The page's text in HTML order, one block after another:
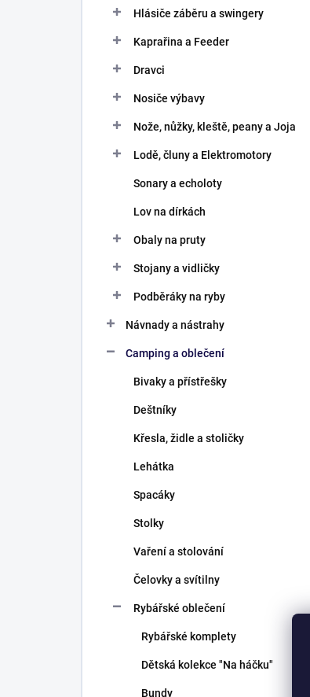
Hlásiče záběru a swingery
Kaprařina a Feeder
Dravci
Nosiče výbavy
Nože, nůžky, kleště, peany a Joja
Lodě, čluny a Elektromotory
Sonary a echoloty
Lov na dírkách
Obaly na pruty
Stojany a vidličky
Podběráky na ryby
Návnady a nástrahy
Camping a oblečení
Bivaky a přístřešky
Deštníky
Křesla, židle a stoličky
Lehátka
Spacáky
Stolky
Vaření a stolování
Čelovky a svítilny
Rybářské oblečení
Rybářské komplety
Dětská kolekce "Na háčku"
Bundy